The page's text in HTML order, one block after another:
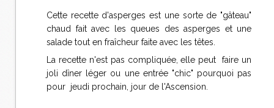
Cette recette d'asperges est une sorte de "gâteau"
chaud fait avec les queues des asperges et une
salade tout en fraîcheur faite avec les têtes.
La recette n'est pas compliquée, elle peut faire un
joli dîner léger ou une entrée "chic" pourquoi pas
pour jeudi prochain, jour de l'Ascension.